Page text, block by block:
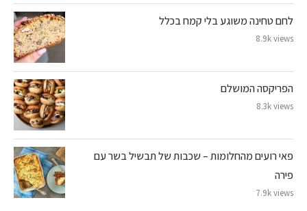
לחם טחינה משוגע בלי קמח בכלל
8.9k views
הפריקסה המושלם
8.3k views
פאי רועים מהחלומות – שכבות של תבשיל בשר עם
פירה
7.9k views